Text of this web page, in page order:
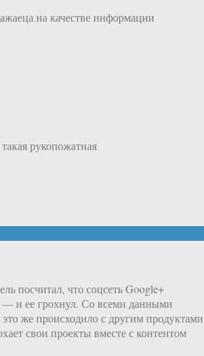
на качестве информации
рукопожатная
посчитал, что соцсеть Google+
— и ее грохнул. Со всеми данными
это же происходило с другим
свои проекты вместе с контентом